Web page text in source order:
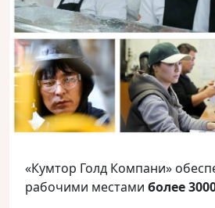
«Кумтор Голд Компани»
рабочими местами более